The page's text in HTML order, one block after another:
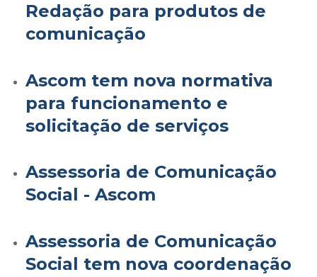
Redação para produtos de
comunicação
Ascom tem nova normativa
para funcionamento e
solicitação de serviços
Assessoria de Comunicação
Social - Ascom
Assessoria de Comunicação
Social tem nova coordenação